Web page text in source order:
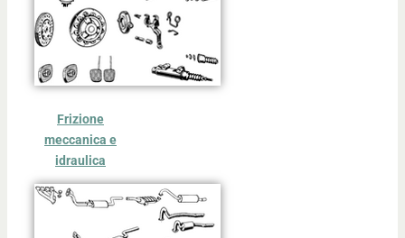
Frizione
meccanica e
idraulica